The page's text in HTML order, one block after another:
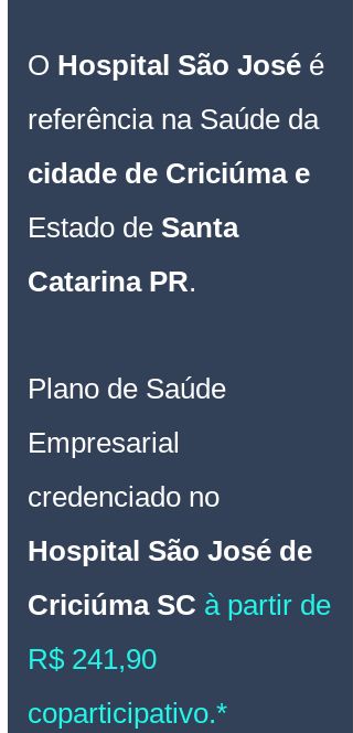
O Hospital São José é
referência na Saúde da
cidade de Criciúma e
Estado de Santa
Catarina PR.
Plano de Saúde
Empresarial
credenciado no
Hospital São José de
Criciúma SC à partir de
R$ 241,90
coparticipativo.*